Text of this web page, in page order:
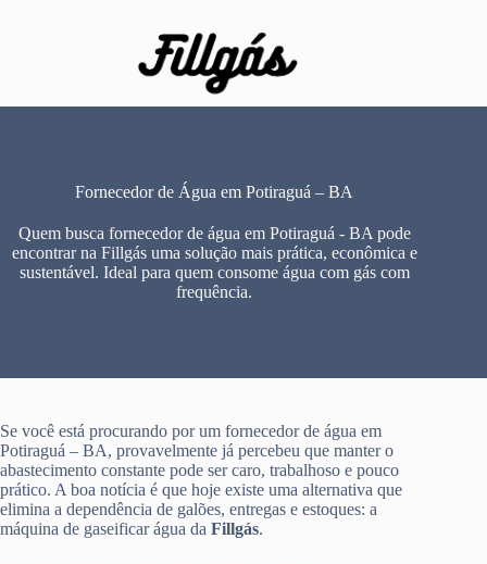
Fornecedor de Água em Potiraguá – BA
Quem busca fornecedor de água em Potiraguá - BA pode
encontrar na Fillgás uma solução mais prática, econômica e
sustentável. Ideal para quem consome água com gás com
frequência.
Se você está procurando por um fornecedor de água em
Potiraguá – BA, provavelmente já percebeu que manter o
abastecimento constante pode ser caro, trabalhoso e pouco
prático. A boa notícia é que hoje existe uma alternativa que
elimina a dependência de galões, entregas e estoques: a
máquina de gaseificar água da Fillgás.